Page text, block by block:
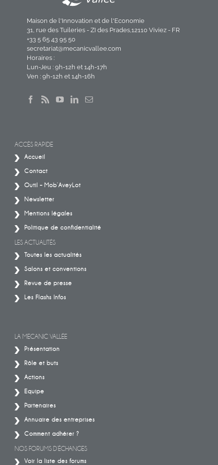
Maison de l'Innovation et de l'Economie
31, rue des Tuileries - ZI des Prades,12110 Viviez - FR
+33 5 65 43 95 50
secretariat@mecanicvallee.com
Horaires :
Lun-Jeu : 9h-12h et 14h-17h
Ven : 9h-12h et 14h-16h
ACCÈS RAPIDE
Accueil
Contact
Outil – Mob’AveyLot
Newsletter
Mentions légales
Politique de confidentialité
LES ACTUALITÉS
Toutes les actualités
Salons et conventions
Revue de presse
Les Flashs Infos
LA MECANIC VALLÉE
Présentation
Rôle et buts
Actions
Equipe
Partenaires
Annuaire des entreprises
Comment adhérer ?
NOS FORUMS D’ÉCHANGES
Voir la liste des forums